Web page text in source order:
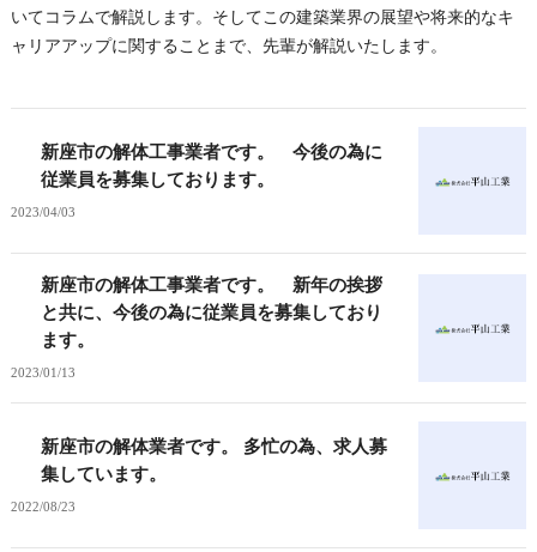
いてコラムで解説します。そしてこの建築業界の展望や将来的なキ
ャリアアップに関することまで、先輩が解説いたします。
新座市の解体工事業者です。 今後の為に
従業員を募集しております。
2023/04/03
新座市の解体工事業者です。 新年の挨拶
と共に、今後の為に従業員を募集しており
ます。
2023/01/13
新座市の解体業者です。 多忙の為、求人募
集しています。
2022/08/23